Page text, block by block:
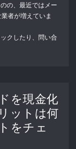
の、最近ではメー
者が増えていま
クしたり、問い合
を現金化
ットは何
をチェ